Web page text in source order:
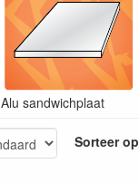
Alu sandwichplaat
Sorteer op